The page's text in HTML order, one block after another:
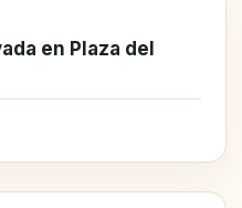
en Plaza del